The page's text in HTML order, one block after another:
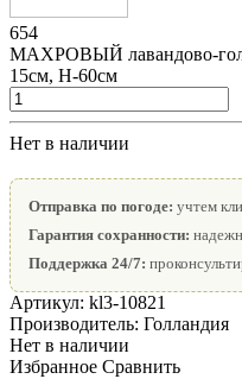
654
МАХРОВЫЙ лавандово-
15см, Н-60см
Нет в наличии
Отправка по погоде: учтем
Гарантия сохранности:
Поддержка 24/7:
Артикул: kl3-10821
Производитель: Голландия
Нет в наличии
Избранное Сравнить